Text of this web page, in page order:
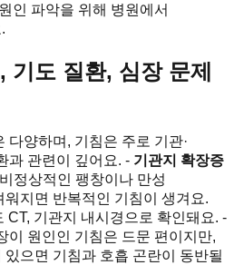
인 파악을 위해 병원에서
기도 질환, 심장 문제
다양하며, 기침은 주로 기관·
과 관련이 깊어요. - 기관지 확장증
정상적인 팽창이나 만성
지면 반복적인 기침이 생겨요.
CT, 기관지 내시경으로 확인돼요. -
이 원인인 기침은 드문 편이지만,
으면 기침과 호흡 곤란이 동반될